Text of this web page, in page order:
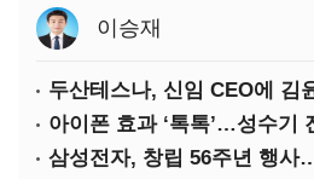
이승재
두산테스나, 신임 CEO에 김
아이폰 효과 ‘톡톡’…성수기